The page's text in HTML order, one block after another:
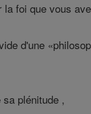
foi que vous
d'une
plénitude ,